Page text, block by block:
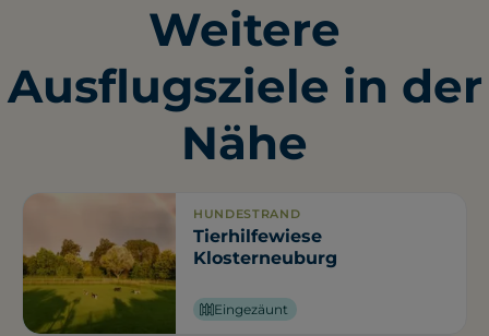
Weitere
Ausflugsziele in der
Nähe
HUNDESTRAND
Tierhilfewiese
Klosterneuburg
Eingezäunt